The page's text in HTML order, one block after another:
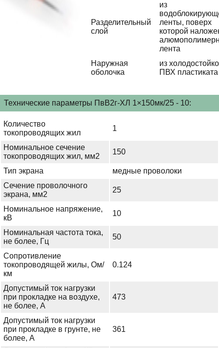
Разделительный
слой
из
ленты, поверх
которой
лента
Наружная
оболочка
из
ПВХ пластиката
Технические параметры ПвВ2г-ХЛ 1×150мк/25 - 10:
Количество
токопроводящих жил
1
Номинальное сечение
токопроводящих жил, мм2
150
Тип экрана
медные проволоки
Сечение проволочного
экрана, мм2
25
Номинальное напряжение,
кВ
10
Номинальная частота тока,
не более, Гц
50
Сопротивление
токопроводящей жилы, Ом/
км
0.124
Допустимый ток нагрузки
при прокладке на воздухе,
не более, А
473
Допустимый ток нагрузки
при прокладке в грунте, не
более, А
361